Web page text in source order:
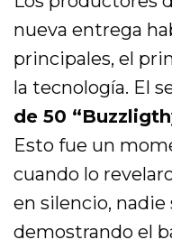
nueva entrega
principales, el
la tecnología. El
de 50
Esto fue un
cuando lo
en silencio,
demostrando el